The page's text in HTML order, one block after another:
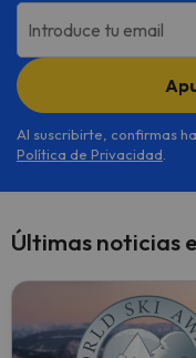
Introduce tu email
Al suscribirte, confirmas
Política de Privacidad
Últimas noticias